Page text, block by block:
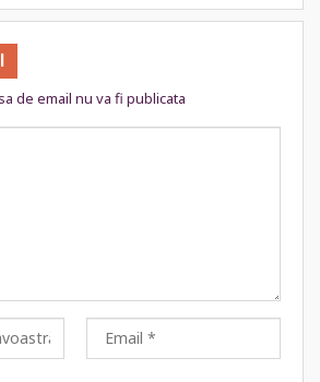
de email nu va fi publicata